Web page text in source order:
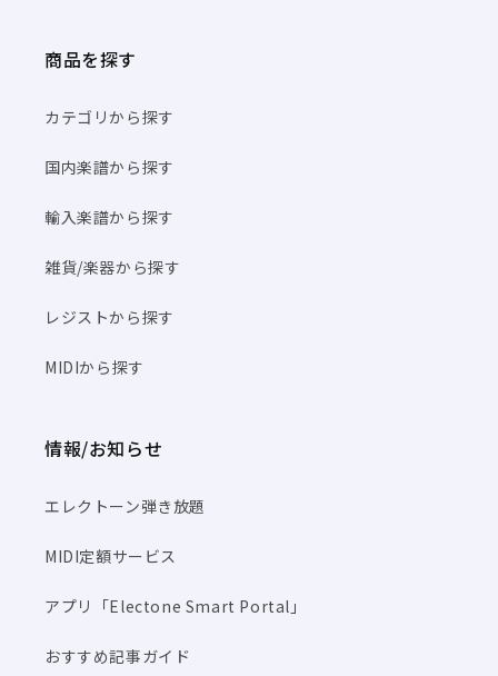
商品を探す
カテゴリから探す
国内楽譜から探す
輸入楽譜から探す
雑貨/楽器から探す
レジストから探す
MIDIから探す
情報/お知らせ
エレクトーン弾き放題
MIDI定額サービス
アプリ「Electone Smart Portal」
おすすめ記事ガイド